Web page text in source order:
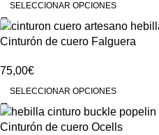
SELECCIONAR OPCIONES
Cinturón de cuero Falguera
75,00€
SELECCIONAR OPCIONES
Cinturón de cuero Ocells